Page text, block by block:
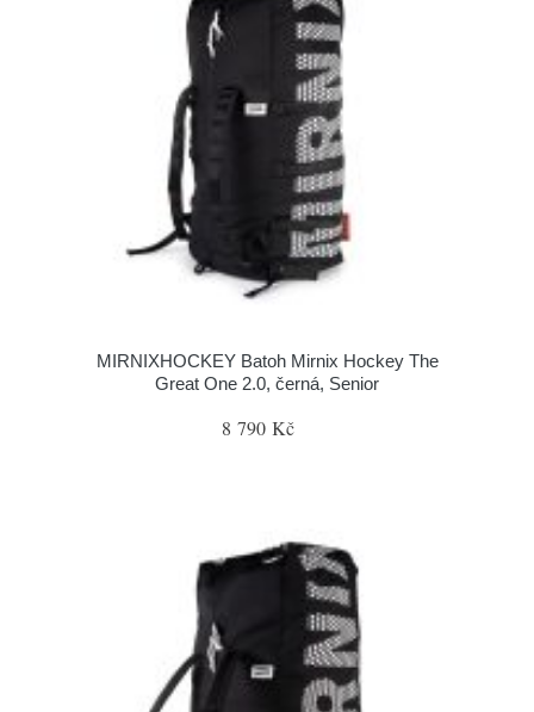
MIRNIXHOCKEY Batoh Mirnix Hockey The
Great One 2.0, černá, Senior
8 790 Kč